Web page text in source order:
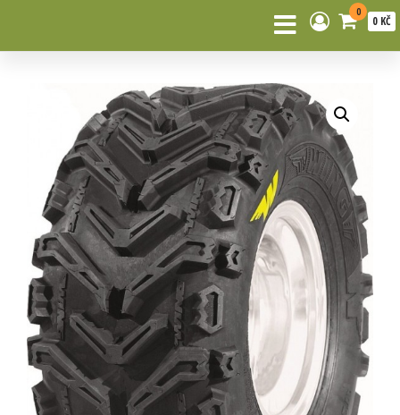
0
0 KČ